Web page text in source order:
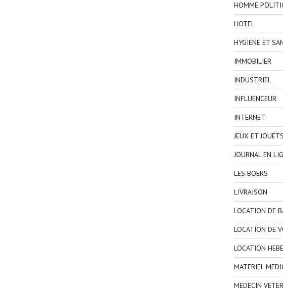
HOMME
HOTEL
HYGIENE ET
IMMOBILIER
INDUSTRIEL
INFLUENCEUR
INTERNET
JEUX ET JOUETS
JOURNAL EN
LES BOERS
LIVRAISON
LOCATION DE
LOCATION DE
LOCATION
MATERIEL
MEDECIN